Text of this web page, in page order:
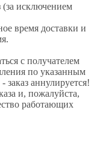
(за исключением
время доставки и
с получателем
по указанным
аннулируется!
и, пожалуйста,
работающих